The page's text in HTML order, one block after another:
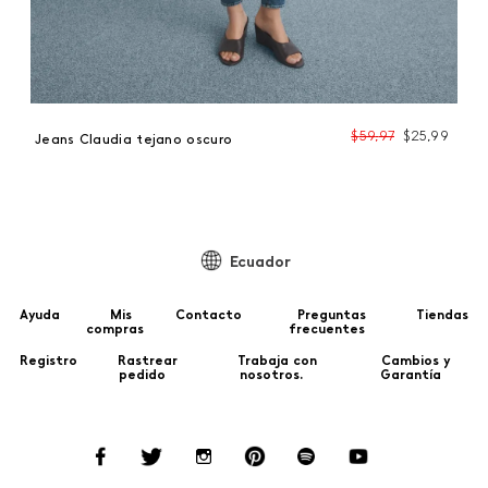
Jeans Claudia tejano oscuro $59,97 $25,99
Ecuador
Ayuda
Mis
compras
Contacto
Preguntas
frecuentes
Tiendas
Registro
Rastrear
pedido
Trabaja con
nosotros.
Cambios y
Garantía